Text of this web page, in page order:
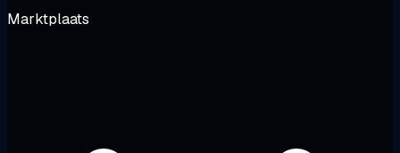
Marktplaats